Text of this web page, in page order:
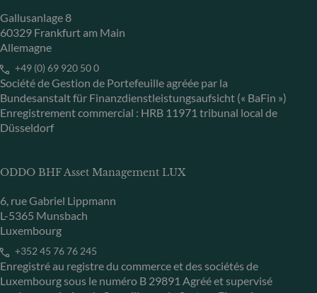
Gallusanlage 8
60329 Frankfurt am Main
Allemagne
+49 (0) 69 920 50 0
Société de Gestion de Portefeuille agréée par la
Bundesanstalt für Finanzdienstleistungsaufsicht (« BaFin »)
Enregistrement commercial : HRB 11971 tribunal local de
Düsseldorf
ODDO BHF Asset Management LUX
6, rue Gabriel Lippmann
L-5365 Munsbach
Luxembourg
+352 45 76 76 245
Enregistré au registre du commerce et des sociétés de
Luxembourg sous le numéro B 29891 Agréé et supervisé